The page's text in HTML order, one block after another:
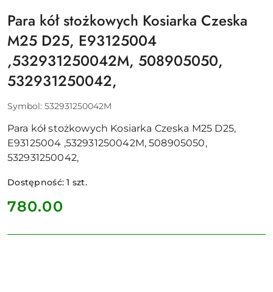
Para kół stożkowych Kosiarka Czeska
M25 D25, E93125004
,532931250042M, 508905050,
532931250042,
Symbol: 532931250042M
Para kół stożkowych Kosiarka Czeska M25 D25,
E93125004 ,532931250042M, 508905050,
532931250042,
Dostępność:1 szt.
cena:
780.00